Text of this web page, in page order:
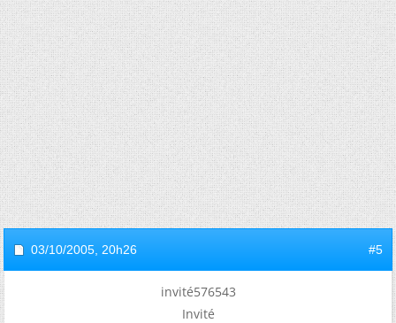
03/10/2005, 20h26 #5
invité576543
Invité